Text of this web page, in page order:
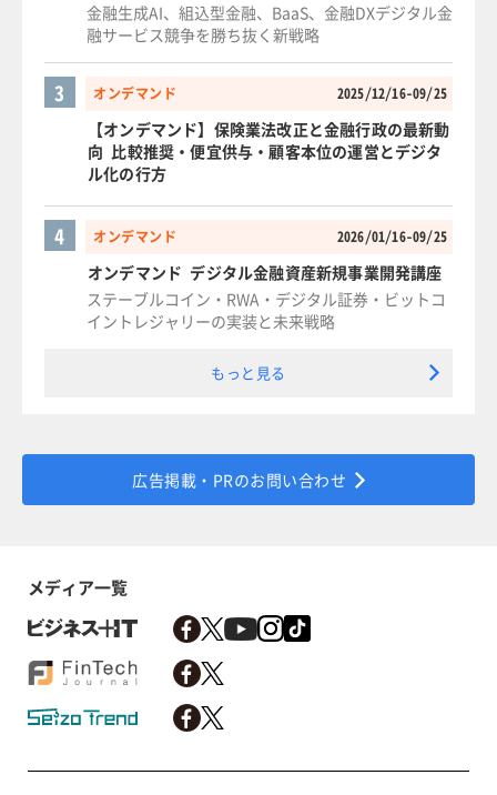
金融生成AI、組込型金融、BaaS、金融DXデジタル金
融サービス競争を勝ち抜く新戦略
オンデマンド 2025/12/16-09/25
3
【オンデマンド】保険業法改正と金融行政の最新動
向 比較推奨・便宜供与・顧客本位の運営とデジタ
ル化の行方
オンデマンド 2026/01/16-09/25
4
オンデマンド デジタル金融資産新規事業開発講座
ステーブルコイン・RWA・デジタル証券・ビットコ
イントレジャリーの実装と未来戦略
もっと見る
広告掲載・PRのお問い合わせ
メディア一覧